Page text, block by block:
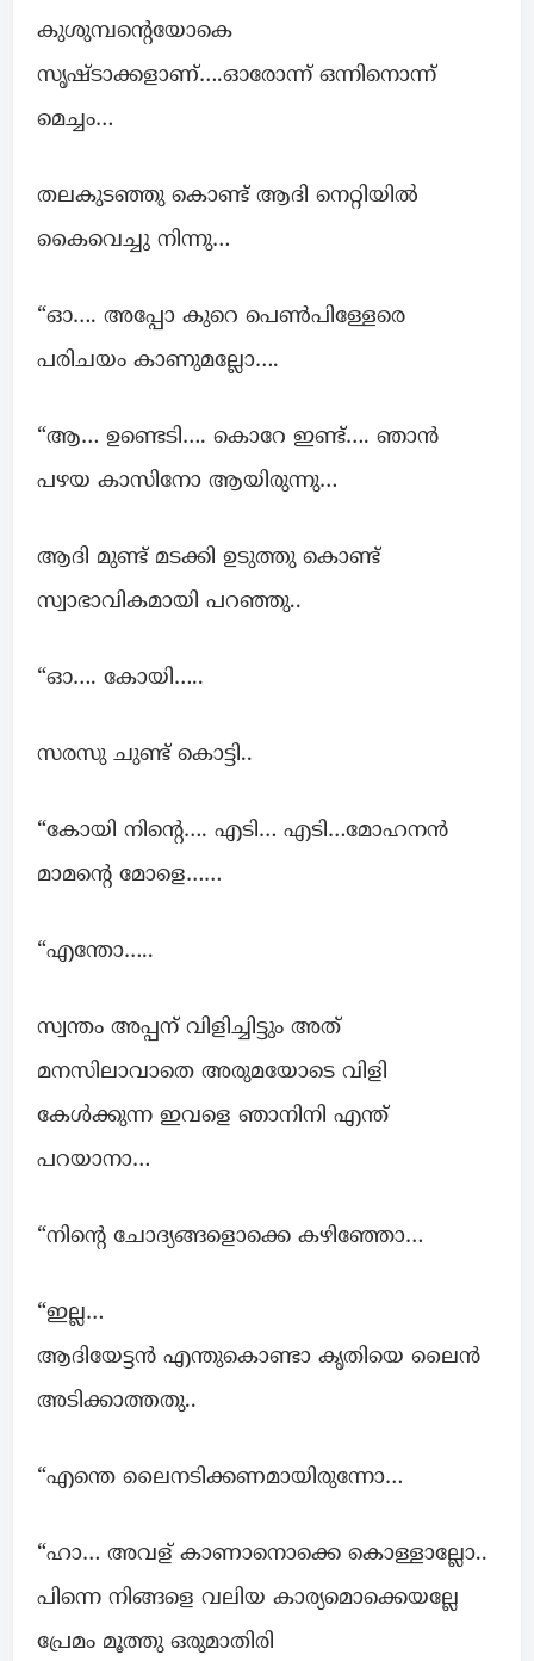
കുശുമ്പന്റെയോകെ
സൃഷ്ടാക്കളാണ്….ഓരോന്ന് ഒന്നിനൊന്ന്
മെച്ചം…
തലകുടഞ്ഞു കൊണ്ട് ആദി നെറ്റിയിൽ
കൈവെച്ചു നിന്നു…
“ഓ…. അപ്പോ കുറെ പെൺപിള്ളേരെ
പരിചയം കാണുമല്ലോ….
“ആ… ഉണ്ടെടി…. കൊറേ ഇണ്ട്…. ഞാൻ
പഴയ കാസിനോ ആയിരുന്നു…
ആദി മുണ്ട് മടക്കി ഉടുത്തു കൊണ്ട്
സ്വാഭാവികമായി പറഞ്ഞു..
“ഓ…. കോയി…..
സരസു ചുണ്ട് കൊട്ടി..
“കോയി നിന്റെ…. എടി… എടി…മോഹനൻ
മാമന്റെ മോളെ……
“എന്തോ…..
സ്വന്തം അപ്പന് വിളിച്ചിട്ടും അത്
മനസിലാവാതെ അരുമയോടെ വിളി
കേൾക്കുന്ന ഇവളെ ഞാനിനി എന്ത്
പറയാനാ…
“നിന്റെ ചോദ്യങ്ങളൊക്കെ കഴിഞ്ഞോ…
“ഇല്ല…
ആദിയേട്ടൻ എന്തുകൊണ്ടാ കൃതിയെ ലൈൻ
അടിക്കാത്തതു..
“എന്തെ ലൈനടിക്കണമായിരുന്നോ…
“ഹാ… അവള് കാണാനൊക്കെ കൊള്ളാല്ലോ..
പിന്നെ നിങ്ങളെ വലിയ കാര്യമൊക്കെയല്ലേ
പ്രേമം മൂത്തു ഒരുമാതിരി